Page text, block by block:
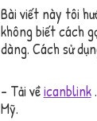
Bài viết này tôi
không biết cách
dàng. Cách sử
– Tải vềicanblink.
Mỹ.